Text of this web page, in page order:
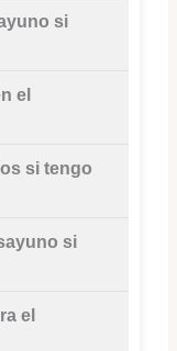
si
el
si tengo
si
el